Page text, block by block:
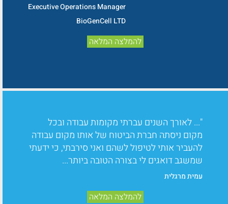
Executive Operations Manager
BioGenCell LTD
להמלצה המלאה
"... לאורך השנים עברתי מקומות עבודה ובכל
מקום ניסתה חברת הביטוח של אותו מקום עבודה
להעביר אותי לטיפול לשהם ואני סירבתי, כי ידעתי
שמשגב דואגים לי בצורה הטובה ביותר...
עמית מרגלית
להמלצה המלאה